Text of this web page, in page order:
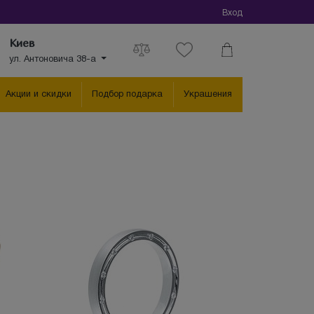
Вход
Киев
ул. Антоновича 38-а
Акции и скидки Подбор подарка Украшения